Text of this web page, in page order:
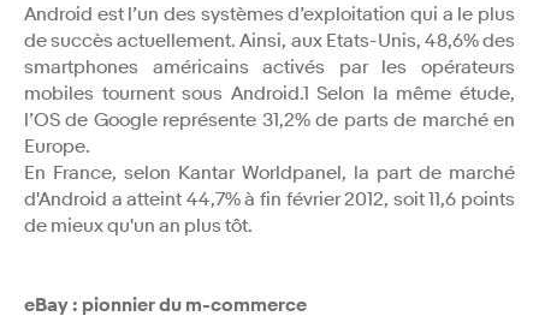
Android est l’un des systèmes d’exploitation qui a le plus
de succès actuellement. Ainsi, aux Etats-Unis, 48,6% des
smartphones américains activés par les opérateurs
mobiles tournent sous Android.1 Selon la même étude,
l’OS de Google représente 31,2% de parts de marché en
Europe.
En France, selon Kantar Worldpanel, la part de marché
d'Android a atteint 44,7% à fin février 2012, soit 11,6 points
de mieux qu'un an plus tôt.
eBay : pionnier du m-commerce